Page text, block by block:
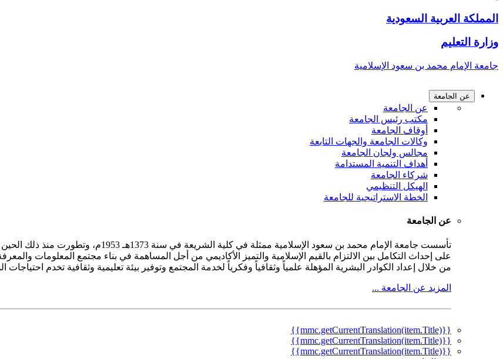
المملكة العربية السعودية
وزارة التعليم
جامعة الإمام محمد بن سعود الإسلامية
عن الجامعة
عن الجامعة
مكتب رئيس الجامعة
أوقاف الجامعة
وكالات الجامعة والجهات التابعة
مجالس ولجان الجامعة
أهداف التنمية المستدامة
شركاء الجامعة
الهيكل التنظيمي
الخطة الاستراتيجية للجامعة
عن الجامعة
على إحداث التكامل بين الالتزام بالقيم الإسلامية والتميز الأكاديمي من أجل المساهمة في بناء مجتمع المعلومات
من خلال إعداد الكوادر البشرية المؤهلة علمياً وثقافياً وفكرياً لخدمة المجتمع وتوفير بيئة تعليمية وثقافية تخدم
المزيد عن الجامعة ...
{{mmc.getCurrentTranslation(item.Title)}}
{{mmc.getCurrentTranslation(item.Title)}}
{{mmc.getCurrentTranslation(item.Title)}}